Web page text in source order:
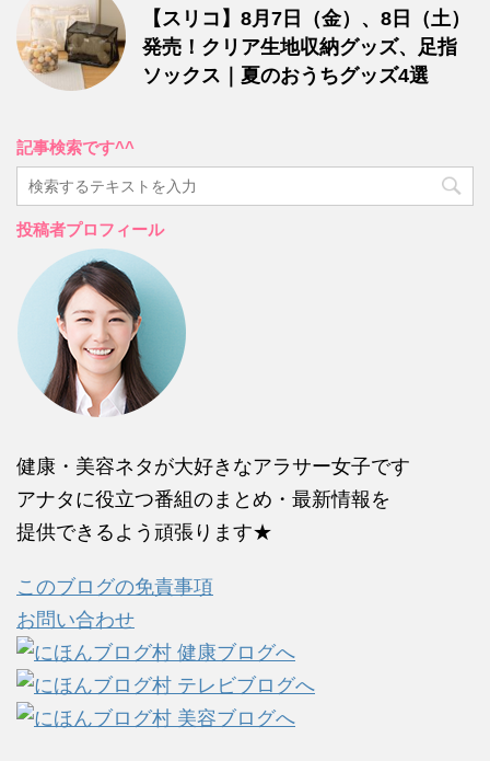
【スリコ】8月7日（金）、8日（土）
発売！クリア生地収納グッズ、足指
ソックス｜夏のおうちグッズ4選
記事検索です^^
投稿者プロフィール
健康・美容ネタが大好きなアラサー女子です
アナタに役立つ番組のまとめ・最新情報を
提供できるよう頑張ります★
このブログの免責事項
お問い合わせ